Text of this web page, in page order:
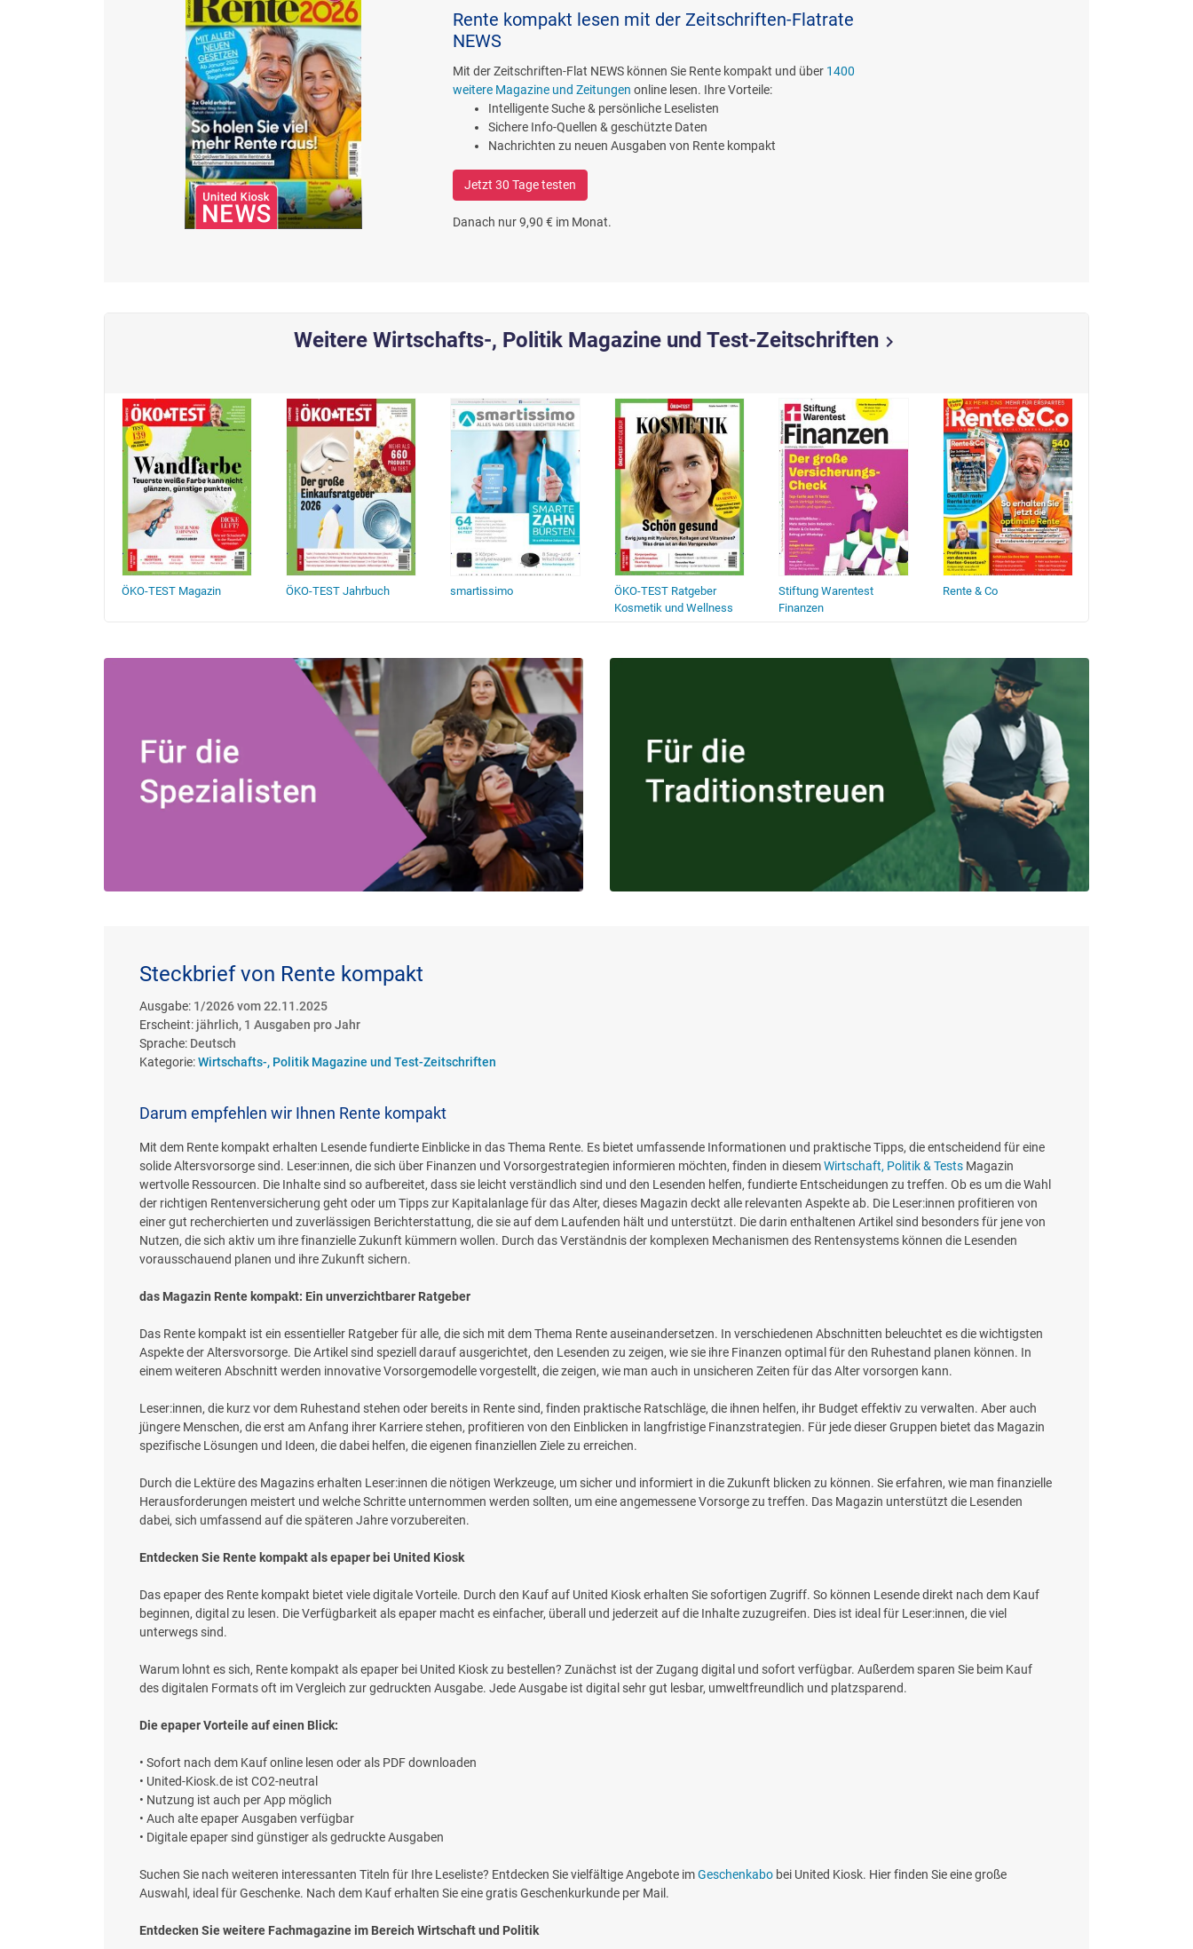
Rente kompakt lesen mit der Zeitschriften-Flatrate
NEWS
Mit der Zeitschriften-Flat NEWS können Sie Rente kompakt und über 1400
weitere Magazine und Zeitungen online lesen. Ihre Vorteile:
Intelligente Suche & persönliche Leselisten
Sichere Info-Quellen & geschützte Daten
Nachrichten zu neuen Ausgaben von Rente kompakt
Jetzt 30 Tage testen
Danach nur 9,90 € im Monat.
Weitere Wirtschafts-, Politik Magazine und Test-Zeitschriftenchevron_right
ÖKO-TEST Magazin ÖKO-TEST Jahrbuch smartissimo
ÖKO-TEST Ratgeber
Kosmetik und Wellness
Stiftung Warentest
Finanzen
Rente & Co
Steckbrief von Rente kompakt
Ausgabe: 1/2026 vom 22.11.2025
Erscheint: jährlich, 1 Ausgaben pro Jahr
Sprache: Deutsch
Kategorie:Wirtschafts-, Politik Magazine und Test-Zeitschriften
Darum empfehlen wir Ihnen Rente kompakt
Mit dem Rente kompakt erhalten Lesende fundierte Einblicke in das Thema Rente. Es bietet umfassende Informationen und praktische Tipps, die entscheidend für eine
solide Altersvorsorge sind. Leser:innen, die sich über Finanzen und Vorsorgestrategien informieren möchten, finden in diesemWirtschaft, Politik & Tests Magazin
wertvolle Ressourcen. Die Inhalte sind so aufbereitet, dass sie leicht verständlich sind und den Lesenden helfen, fundierte Entscheidungen zu treffen. Ob es um die Wahl
der richtigen Rentenversicherung geht oder um Tipps zur Kapitalanlage für das Alter, dieses Magazin deckt alle relevanten Aspekte ab. Die Leser:innen profitieren von
einer gut recherchierten und zuverlässigen Berichterstattung, die sie auf dem Laufenden hält und unterstützt. Die darin enthaltenen Artikel sind besonders für jene von
Nutzen, die sich aktiv um ihre finanzielle Zukunft kümmern wollen. Durch das Verständnis der komplexen Mechanismen des Rentensystems können die Lesenden
vorausschauend planen und ihre Zukunft sichern.
das Magazin Rente kompakt: Ein unverzichtbarer Ratgeber
Das Rente kompakt ist ein essentieller Ratgeber für alle, die sich mit dem Thema Rente auseinandersetzen. In verschiedenen Abschnitten beleuchtet es die wichtigsten
Aspekte der Altersvorsorge. Die Artikel sind speziell darauf ausgerichtet, den Lesenden zu zeigen, wie sie ihre Finanzen optimal für den Ruhestand planen können. In
einem weiteren Abschnitt werden innovative Vorsorgemodelle vorgestellt, die zeigen, wie man auch in unsicheren Zeiten für das Alter vorsorgen kann.
Leser:innen, die kurz vor dem Ruhestand stehen oder bereits in Rente sind, finden praktische Ratschläge, die ihnen helfen, ihr Budget effektiv zu verwalten. Aber auch
jüngere Menschen, die erst am Anfang ihrer Karriere stehen, profitieren von den Einblicken in langfristige Finanzstrategien. Für jede dieser Gruppen bietet das Magazin
spezifische Lösungen und Ideen, die dabei helfen, die eigenen finanziellen Ziele zu erreichen.
Durch die Lektüre des Magazins erhalten Leser:innen die nötigen Werkzeuge, um sicher und informiert in die Zukunft blicken zu können. Sie erfahren, wie man finanzielle
Herausforderungen meistert und welche Schritte unternommen werden sollten, um eine angemessene Vorsorge zu treffen. Das Magazin unterstützt die Lesenden
dabei, sich umfassend auf die späteren Jahre vorzubereiten.
Entdecken Sie Rente kompakt als epaper bei United Kiosk
Das epaper des Rente kompakt bietet viele digitale Vorteile. Durch den Kauf auf United Kiosk erhalten Sie sofortigen Zugriff. So können Lesende direkt nach dem Kauf
beginnen, digital zu lesen. Die Verfügbarkeit als epaper macht es einfacher, überall und jederzeit auf die Inhalte zuzugreifen. Dies ist ideal für Leser:innen, die viel
unterwegs sind.
Warum lohnt es sich, Rente kompakt als epaper bei United Kiosk zu bestellen? Zunächst ist der Zugang digital und sofort verfügbar. Außerdem sparen Sie beim Kauf
des digitalen Formats oft im Vergleich zur gedruckten Ausgabe. Jede Ausgabe ist digital sehr gut lesbar, umweltfreundlich und platzsparend.
Die epaper Vorteile auf einen Blick:
• Sofort nach dem Kauf online lesen oder als PDF downloaden
• United-Kiosk.de ist CO2-neutral
• Nutzung ist auch per App möglich
• Auch alte epaper Ausgaben verfügbar
• Digitale epaper sind günstiger als gedruckte Ausgaben
Suchen Sie nach weiteren interessanten Titeln für Ihre Leseliste? Entdecken Sie vielfältige Angebote imGeschenkabo bei United Kiosk. Hier finden Sie eine große
Auswahl, ideal für Geschenke. Nach dem Kauf erhalten Sie eine gratis Geschenkurkunde per Mail.
Entdecken Sie weitere Fachmagazine im Bereich Wirtschaft und Politik